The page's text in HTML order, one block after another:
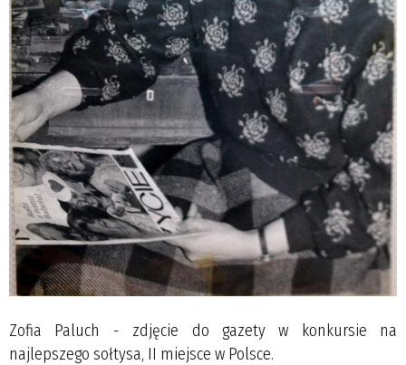
Zofia Paluch - zdjęcie do gazety w konkursie na
najlepszego sołtysa, II miejsce w Polsce.